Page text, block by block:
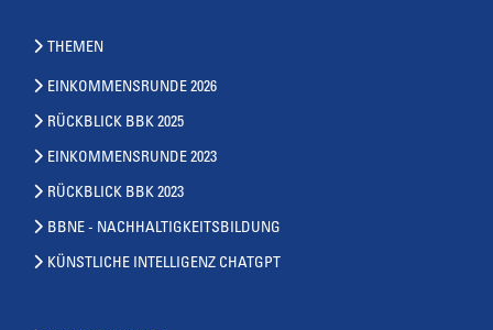
THEMEN
EINKOMMENSRUNDE 2026
RÜCKBLICK BBK 2025
EINKOMMENSRUNDE 2023
RÜCKBLICK BBK 2023
BBNE - NACHHALTIGKEITSBILDUNG
KÜNSTLICHE INTELLIGENZ CHATGPT